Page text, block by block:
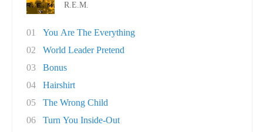
R.E.M.
01
You Are The Everything
02
World Leader Pretend
03
Bonus
04
Hairshirt
05
The Wrong Child
06
Turn You Inside-Out